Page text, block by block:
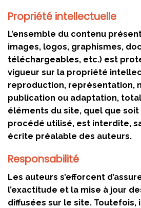
Propriété intellectuelle
L’ensemble du contenu
images, logos, graphismes,
téléchargeables, etc.) est
vigueur sur la propriété
reproduction, représentation,
publication ou adaptation,
éléments du site, quel que soit
procédé utilisé, est interdite,
écrite préalable des auteurs.
Responsabilité
Les auteurs s’efforcent
l’exactitude et la mise à jour
diffusées sur le site. Toutefois,